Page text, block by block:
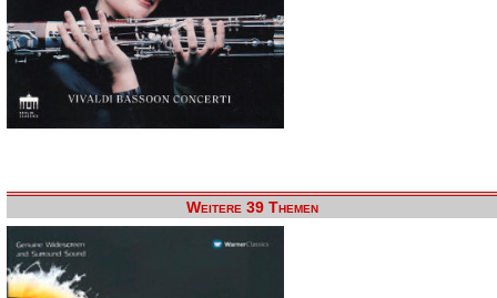
Weitere 39 Themen